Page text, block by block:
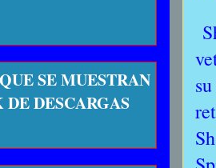
SE MUESTRAN
DESCARGAS